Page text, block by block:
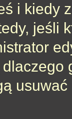
i kiedy
jeśli